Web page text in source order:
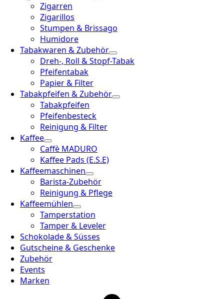
Zigarren
Zigarillos
Stumpen & Brissago
Humidore
Tabakwaren & Zubehör
Dreh-, Roll & Stopf-Tabak
Pfeifentabak
Papier & Filter
Tabakpfeifen & Zubehör
Tabakpfeifen
Pfeifenbesteck
Reinigung & Filter
Kaffee
Caffè MADURO
Kaffee Pads (E.S.E)
Kaffeemaschinen
Barista-Zubehör
Reinigung & Pflege
Kaffeemühlen
Tamperstation
Tamper & Leveler
Schokolade & Süsses
Gutscheine & Geschenke
Zubehör
Events
Marken